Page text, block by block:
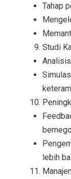
Tahap
Studi
lebih